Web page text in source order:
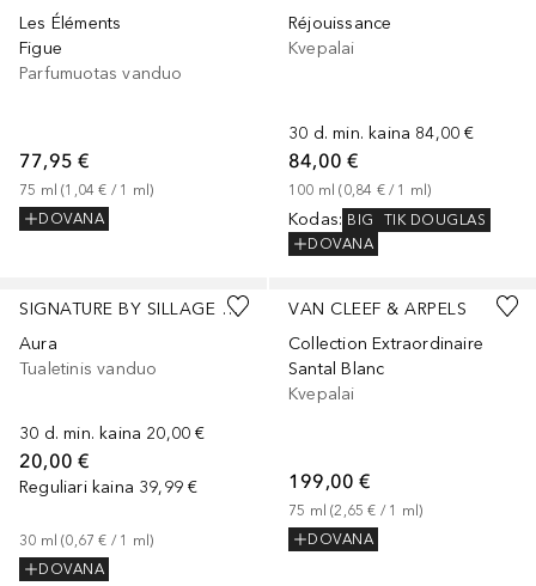
Les Éléments
Figue
Parfumuotas vanduo
77,95 €
75 ml (1,04 € / 1 ml)
DOVANA
Réjouissance
Kvepalai
30 d. min. kaina 84,00 €
84,00 €
100 ml (0,84 € / 1 ml)
Kodas: BIG
TIK DOUGLAS
DOVANA
SIGNATURE BY SILLAGE D'ORIENT
Aura
Tualetinis vanduo
30 d. min. kaina 20,00 €
20,00 €
Reguliari kaina 39,99 €
30 ml (0,67 € / 1 ml)
DOVANA
VAN CLEEF & ARPELS
Collection Extraordinaire
Santal Blanc
Kvepalai
199,00 €
75 ml (2,65 € / 1 ml)
DOVANA